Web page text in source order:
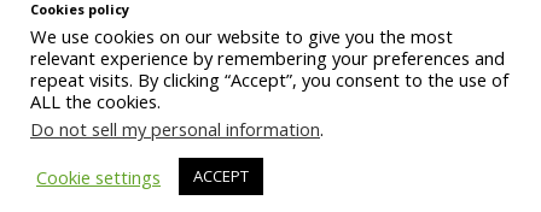
Centro Italiano Firenze Piazza D'Azeglio 20, 50121 Firenze
info@centroitalianofirenze.com
Telefono +39 055 0118558 Telefax +39 055 0118559
Copyright © 2019 Centro Italiano Firenze S.r.l.. Tutti i diritti riservati.
P.Iva 06047480485 - Iscr. Camera Commercio Firenze REA 595727
Cookie policy
Web project byPolimedia - Siti che funzionano
Cookies policy
We use cookies on our website to give you the most
relevant experience by remembering your preferences and
repeat visits. By clicking “Accept”, you consent to the use of
ALL the cookies.
Do not sell my personal information.
Cookie settings
ACCEPT